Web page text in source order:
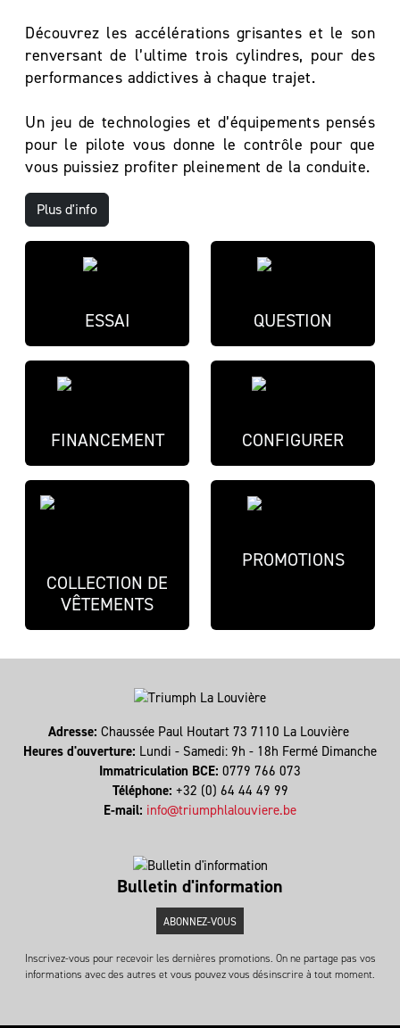
Découvrez les accélérations grisantes et le son
renversant de l’ultime trois cylindres, pour des
performances addictives à chaque trajet.
Un jeu de technologies et d’équipements pensés
pour le pilote vous donne le contrôle pour que
vous puissiez profiter pleinement de la conduite.
Plus d'info
ESSAI QUESTION
FINANCEMENT CONFIGURER
COLLECTION DE
VÊTEMENTS
PROMOTIONS
Adresse: Chaussée Paul Houtart 73 7110 La Louvière
Heures d'ouverture: Lundi - Samedi: 9h - 18h Fermé Dimanche
Immatriculation BCE: 0779 766 073
Téléphone: +32 (0) 64 44 49 99
E-mail: info@triumphlalouviere.be
Bulletin d'information
ABONNEZ-VOUS
Inscrivez-vous pour recevoir les dernières promotions. On ne partage pas vos
informations avec des autres et vous pouvez vous désinscrire à tout moment.